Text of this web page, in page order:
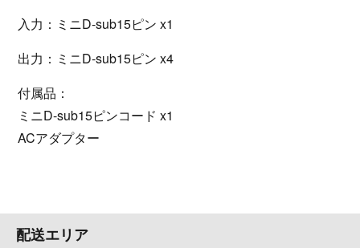
入力：ミニD-sub15ピン x1
出力：ミニD-sub15ピン x4
付属品：
ミニD-sub15ピンコード x1
ACアダプター
配送エリア